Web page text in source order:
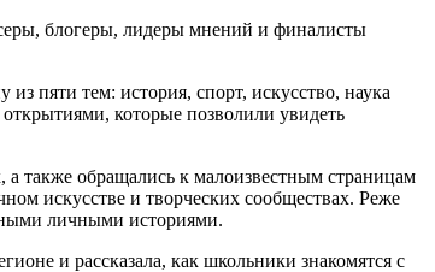
блогеры, лидеры мнений и финалисты
пяти тем: история, спорт, искусство, наука
которые позволили увидеть
также обращались к малоизвестным страницам
искусстве и творческих сообществах. Реже
личными историями.
и рассказала, как школьники знакомятся с